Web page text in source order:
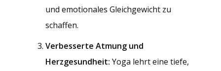
und emotionales Gleichgewicht zu
schaffen.
Verbesserte Atmung und
Herzgesundheit: Yoga lehrt eine tiefe,